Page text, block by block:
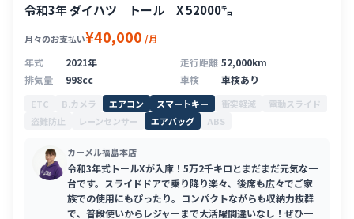
令和3年 ダイハツ トール X 52000㌔
月々のお支払い¥40,000 /月
年式
2021年 走行距離 52,000km
排気量
998cc 車検 車検あり
ETC B.カメラ エアコン スマートキー 衝突軽減
電動スライド
盗難防止
レーンセンサー エアバッグ ABS
カーメル福島本店
令和3年式トールXが入庫！5万2千キロとまだまだ元気な一
台です。スライドドアで乗り降り楽々、後席も広々でご家
族での使用にもぴったり。コンパクトながらも収納力抜群
で、普段使いからレジャーまで大活躍間違いなし！ぜひ一